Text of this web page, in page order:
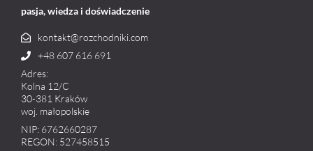
pasja, wiedza i doświadczenie
kontakt@rozchodniki.com
+48 607 616 691
Adres:
Kolna 12/C
30-381 Kraków
woj. małopolskie
NIP: 6762660287
REGON: 527458515